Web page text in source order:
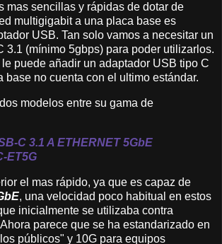
mas sencillas y rápidas de dotar de
multigigabit a una placa base es
USB. Tan solo vamos a necesitar un
3.1 (mínimo 5gbps) para poder utilizarlos.
le puede añadir un adaptador USB tipo C
base no cuenta con el ultimo estándar.
modelos entre su gama de
C 3.1 A ETHERNET5GbE
ET5G
el mas rápido, ya que es capaz de
, una velocidad poco habitual en estos
inicialmente se utilizaba contra
parece que se ha estandarizado en
públicos" y 10G para equipos